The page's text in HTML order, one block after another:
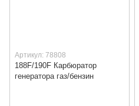
Артикул: 78808
188F/190F Карбюратор
генератора газ/бензин